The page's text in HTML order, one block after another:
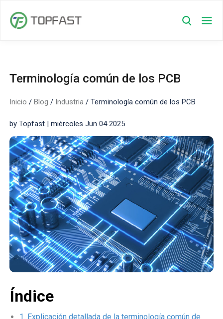
Terminología común de los PCB
Inicio /Blog / Industria /Terminología común de los PCB
by Topfast | miércoles Jun 04 2025
Índice
Explicación detallada de la terminología común de